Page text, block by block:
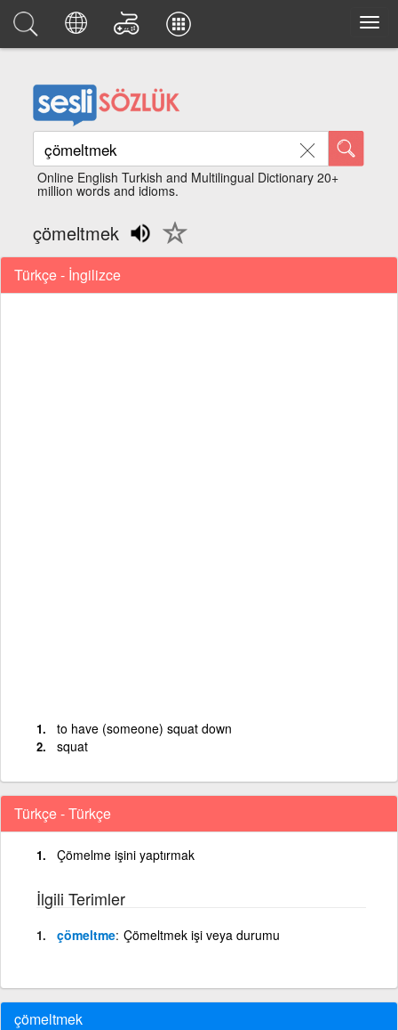
Online English Turkish and Multilingual Dictionary 20+
million words and idioms.
çömeltmek
Türkçe - İngilizce
to have (someone) squat down
squat
Türkçe - Türkçe
Çömelme işini yaptırmak
İlgili Terimler
çömeltme Çömeltmek işi veya durumu
çömeltmek